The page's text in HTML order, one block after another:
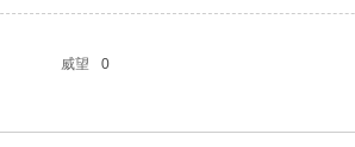
威望 0